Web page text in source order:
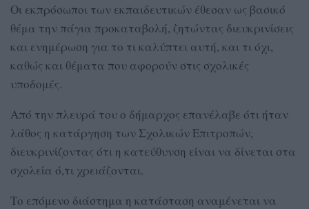
Οι εκπρόσωποι των εκπαιδευτικών έθεσαν ως βασικό
θέμα την πάγια προκαταβολή, ζητώντας διευκρινίσεις
και ενημέρωση για το τι καλύπτει αυτή, και τι όχι,
καθώς και θέματα που αφορούν στις σχολικές
υποδομές.
Από την πλευρά του ο δήμαρχος επανέλαβε ότι ήταν
λάθος η κατάργηση των Σχολικών Επιτροπών,
διευκρινίζοντας ότι η κατεύθυνση είναι να δίνεται στα
σχολεία ό,τι χρειάζονται.
Το επόμενο διάστημα η κατάσταση αναμένεται να